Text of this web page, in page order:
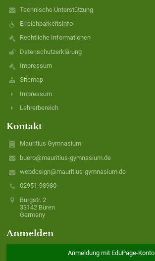
Technische Unterstützung
Erreichbarkeitsinfo
Rechtliche Informationen
Datenschutzerklärung
Impressum
Sitemap
Impressum
Lehrerbereich
Kontakt
Mauritius Gymnasium
buero@mauritius-gymnasium.de
webdesign@mauritius-gymnasium.de
02951-98980
Burgstr. 2
33142 Büren
Germany
Anmelden
Anmeldung mit EduPage-Konto